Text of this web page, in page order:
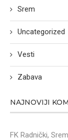
Srem
Uncategorized
Vesti
Zabava
NAJNOVIJI
FK Radnički,